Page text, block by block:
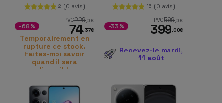
2 (0 avis)
PVC229,00€
74,37€
-68%
Temporairement en
rupture de stock.
Faites-moi savoir
quand il sera
disponible
15 (0 avis)
PVC599,00€
399,00€
-33%
Recevez-le mardi,
11 août